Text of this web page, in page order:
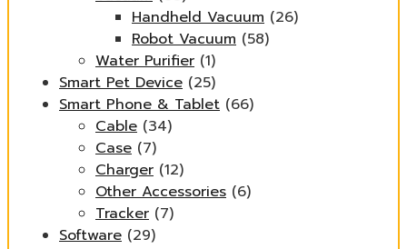
Handheld Vacuum (26)
Robot Vacuum (58)
Water Purifier (1)
Smart Pet Device (25)
Smart Phone & Tablet (66)
Cable (34)
Case (7)
Charger (12)
Other Accessories (6)
Tracker (7)
Software (29)